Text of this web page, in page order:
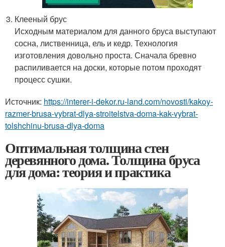
Клееный брус
Исходным материалом для данного бруса выступают
сосна, лиственница, ель и кедр. Технология
изготовления довольно проста. Сначала бревно
распиливается на доски, которые потом проходят
процесс сушки.
Источник: https://interer-i-dekor.ru-land.com/novosti/kakoy-
razmer-brusa-vybrat-dlya-stroitelstva-doma-kak-vybrat-
tolshchinu-brusa-dlya-doma
Оптимальная толщина стен
деревянного дома. Толщина бруса
для дома: теория и практика